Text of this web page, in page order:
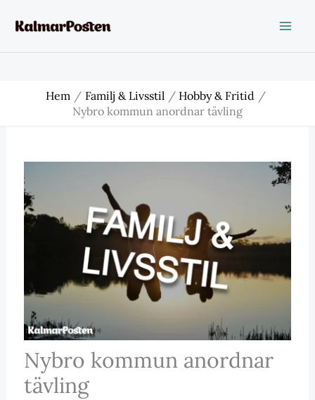
Hem Familj & Livsstil
Hobby & Fritid
Nybro kommun anordnar tävling
Nybro kommun anordnar
tävling